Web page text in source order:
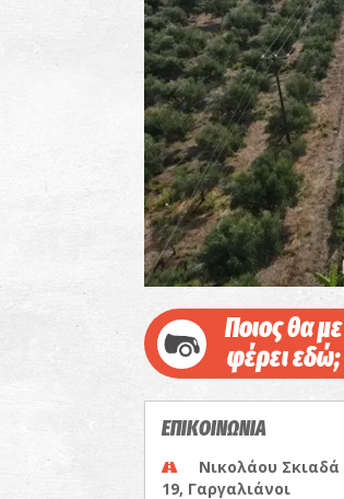
Ποιος θα με
φέρει εδώ;
ΕΠΙΚΟΙΝΩΝΙΑ
Νικολάου Σκιαδά
19, Γαργαλιάνοι